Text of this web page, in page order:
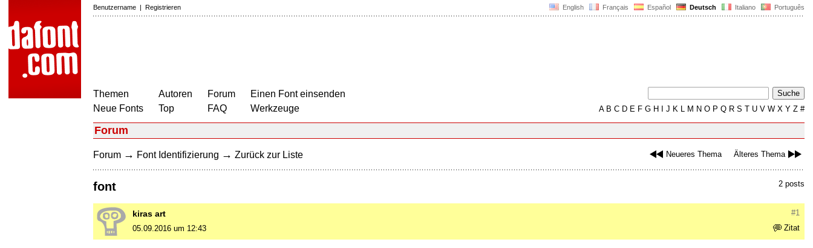
English Français Español Deutsch Italiano Português
Benutzername | Registrieren
Themen
Neue Fonts
Autoren
Top
Forum
FAQ
Einen Font einsenden
Werkzeuge
AB C D E F G H J K L M N O P Q R S T U V W X Y Z #
Forum
Neueres Thema Älteres Thema
Forum → Font Identifizierung → Zurück zur Liste
2 posts
font
#1
kiras art
Zitat
05.09.2016 um 12:43